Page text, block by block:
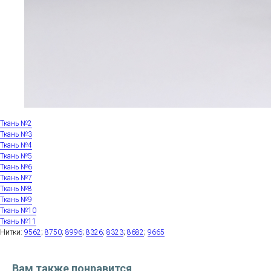
Ткань №2
Ткань №3
Ткань №4
Ткань №5
Ткань №6
Ткань №7
Ткань №8
Ткань №9
Ткань №10
Ткань №11
Нитки: 9562; 8750; 8996; 8326; 8323; 8682; 9665
Вам также понравится